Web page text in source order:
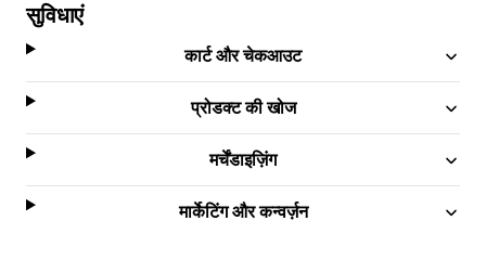
सुविधाएं
कार्ट और चेकआउट
प्रोडक्ट की खोज
मर्चेंडाइज़िंग
मार्केटिंग और कन्वर्ज़न